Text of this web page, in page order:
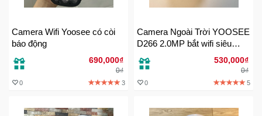
Phòng
Sức
Camera Wifi Yoosee có còi
báo động
690,000₫
0₫
0 3
Camera Ngoài Trời YOOSEE
D266 2.0MP bắt wifi siêu
530,000₫
0₫
0 5